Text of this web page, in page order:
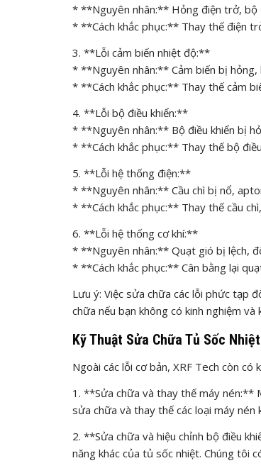
* **Nguyên nhân:** Hỏng điện trở, bộ
* **Cách khắc phục:** Thay thế điện
3. **Lỗi cảm biến nhiệt độ:**
* **Nguyên nhân:** Cảm biến bị
* **Cách khắc phục:** Thay thế cảm
4. **Lỗi bộ điều khiển:**
* **Nguyên nhân:** Bộ điều khiển bị
* **Cách khắc phục:** Thay thế bộ
5. **Lỗi hệ thống điện:**
* **Nguyên nhân:** Cầu chì bị nổ,
* **Cách khắc phục:** Thay thế cầu
6. **Lỗi hệ thống cơ khí:**
* **Nguyên nhân:** Quạt gió bị lệch,
* **Cách khắc phục:** Cân bằng lại
Lưu ý: Việc sửa chữa các lỗi phức tạp
chữa nếu bạn không có kinh nghiệm và
Kỹ Thuật Sửa Chữa Tủ Sốc
Ngoài các lỗi cơ bản, XRF Tech còn
1. **Sửa chữa và thay thế máy nén:**
sửa chữa và thay thế các loại máy nén
2. **Sửa chữa và hiệu chỉnh bộ điều
năng khác của tủ sốc nhiệt. Chúng tôi